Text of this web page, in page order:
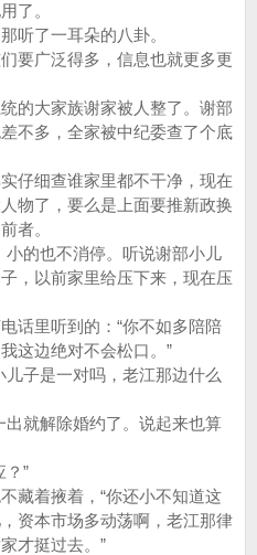
了。
了一耳朵的八卦。
广泛得多，信息也就更多更
大家族谢家被人整了。谢部
不多，全家被中纪委查了个底
细查谁家里都不干净，现在
物了，要么是上面要推新政换
者。
的也不消停。听说谢部小儿
，以前家里给压下来，现在压
里听到的：“你不如多陪陪
这边绝对不会松口。”
子是一对吗，老江那边什么
就解除婚约了。说起来也算
”
着掖着，“你还小不知道这
资本市场多动荡啊，老江那律
才挺过去。”